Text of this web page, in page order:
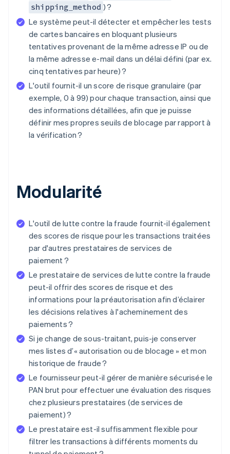
shipping_method ) ?
Le système peut-il détecter et empêcher les tests
de cartes bancaires en bloquant plusieurs
tentatives provenant de la même adresse IP ou de
la même adresse e-mail dans un délai défini (par ex.
cinq tentatives par heure) ?
L'outil fournit-il un score de risque granulaire (par
exemple, 0 à 99) pour chaque transaction, ainsi que
des informations détaillées, afin que je puisse
définir mes propres seuils de blocage par rapport à
la vérification ?
Modularité
L'outil de lutte contre la fraude fournit-il également
des scores de risque pour les transactions traitées
par d'autres prestataires de services de
paiement ?
Le prestataire de services de lutte contre la fraude
peut-il offrir des scores de risque et des
informations pour la préautorisation afin d’éclairer
les décisions relatives à l'acheminement des
paiements ?
Si je change de sous-traitant, puis-je conserver
mes listes d’« autorisation ou de blocage » et mon
historique de fraude ?
Le fournisseur peut-il gérer de manière sécurisée le
PAN brut pour effectuer une évaluation des risques
chez plusieurs prestataires (de services de
paiement) ?
Le prestataire est-il suffisamment flexible pour
filtrer les transactions à différents moments du